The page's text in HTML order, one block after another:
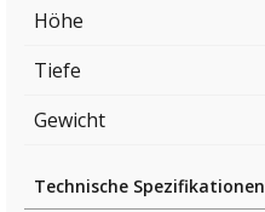
Höhe
Tiefe
Gewicht
Technische Spezifikationen